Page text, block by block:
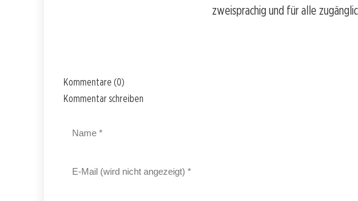
zweisprachig und für alle
Kommentare (0)
Kommentar schreiben